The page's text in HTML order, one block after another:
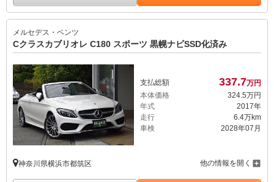
メルセデス・ベンツ
Cクラスカブリオレ C180 スポーツ 黒幌ナビSSD化済み
支払総額 337.7万円
本体価格
324. 5万円
年式
2017年
走行
6.4万km
車検
2028年07月
神奈川県横浜市都筑区 他の情報を開く